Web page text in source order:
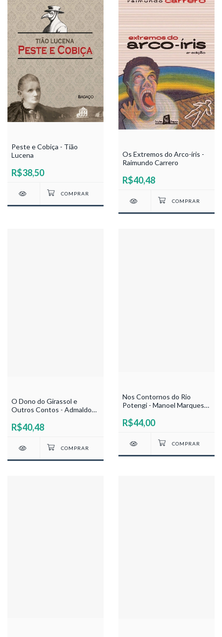
Peste e Cobiça - Tião
Lucena
R$38,50
Os Extremos do Arco-íris -
Raimundo Carrero
R$40,48
O Dono do Girassol e
Outros Contos - Admaldo
R$40,48
Nos Contornos do Rio
Potengi - Manoel Marques
R$44,00